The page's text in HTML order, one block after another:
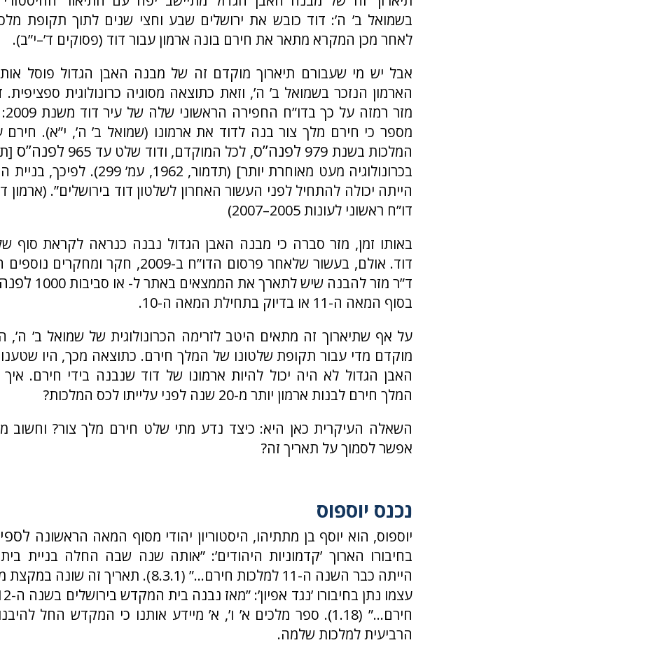
בשמואל ב’ ה’: דוד כובש את ירושלים שבע וחצי שנים לתוך תקופת
לאחר מכן המקרא מתאר את חירם בונה ארמון עבור דוד (פסוקים ד’–י”ב).
אבל יש מי שעבורם תיארוך מוקדם זה של מבנה האבן הגדול פוסל
הארמון הנזכר בשמואל ב’ ה’, וזאת כתוצאה מסוגיה כרונולוגית ספציפית.
מזר
מספר כי חירם מלך צור בנה לדוד את ארמונו (שמואל ב’ ה’, י”א).
המלכות בשנת 979
לפנה”ס, לכל המוקדם, ודוד שלט עד 965 לפנה”ס
בכרונולוגיה מעט מאוחרת יותר] (תדמור, 1962, עמ’
הייתה יכולה להתחיל לפני העשור האחרון לשלטון דוד בירושלים”. (ארמון
דו”ח ראשוני לעונות 2005–2007)
באותו זמן, מזר סברה כי מבנה האבן הגדול נבנה כנראה לקראת סוף
דוד. אולם, בעשור שלאחר פרסום הדו”ח ב-2009, חקר
ד”ר מזר להבנה שיש לתארך את הממצאים באתר ל- או סביבות 1000
בסוף המאה ה-11 או בדיוק בתחילת המאה ה-10.
על אף שתיארוך זה מתאים היטב לזרימה הכרונולוגית של שמואל ב’ ה’,
מוקדם מדי עבור תקופת שלטונו של המלך חירם. כתוצאה מכך, היו
האבן הגדול לא היה יכול להיות ארמונו של דוד שנבנה בידי חירם. איך
המלך חירם לבנות ארמון יותר מ-20 שנה לפני עלייתו לכס המלכות?
השאלה העיקרית כאן היא: כיצד נדע מתי שלט חירם מלך צור? וחשוב
אפשר לסמוך על תאריך זה?
נכנס יוספוס
יוספוס, הוא יוסף בן מתתיהו, היסטוריון יהודי מסוף המאה הראשונה
בחיבורו הארוך ’קדמוניות היהודים’: ”אותה שנה שבה החלה בניית
הייתה כבר השנה ה-11 למלכות חירם...” (8.3.1). תאריך זה
חירם...” (1.18). ספר מלכים א’ ו’, א’ מיידע אותנו כי המקדש החל
הרביעית למלכות שלמה.